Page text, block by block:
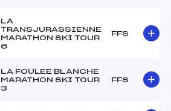
LA
TRANSJURASSIENNE
MARATHON SKI TOUR
6
FFS
LA FOULEE BLANCHE
MARATHON SKI TOUR
3
FFS